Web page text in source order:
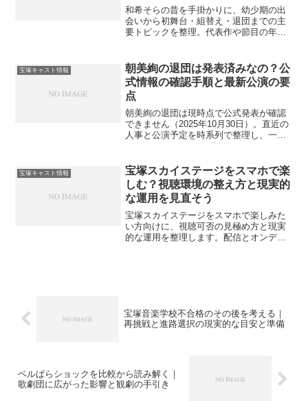
和希そらの昔を手掛かりに、幼少期の出
会いから初舞台・組替え・退団までの主
要トピックを整理。代表作や節目の年表
宝塚キャスト情報
朝美絢の退団は発表済みなの？公
式情報の確認手順と最新公演の要
点
朝美絢の退団は現時点で公式発表が確認
できません（2025年10月30日）。直近の
人事と公演予定を時系列で整理し、一次
宝塚キャスト情報
宝塚スカイステージをスマホで楽
しむ？視聴環境の整え方と現実的
な運用を見直そう
宝塚スカイステージをスマホで楽しみた
い方向けに、視聴可否の見極め方と現実
的な運用を整理します。配信とオンデマ
宝塚音楽学校不合格のその後を考える｜
再挑戦と進路選択の現実的な目安と準備
ベルばらショックを比較から読み解く｜
歌劇団に広がった影響と観劇の手引き